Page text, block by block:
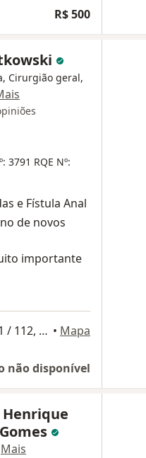
R$ 500
Cirurgião geral,
3791 RQE Nº:
e Fístula Anal
de novos
importante
R. Jardim Botânico, 674 - sala 111 / 112, Rio de Janeiro • Mapa
não disponível
Mais